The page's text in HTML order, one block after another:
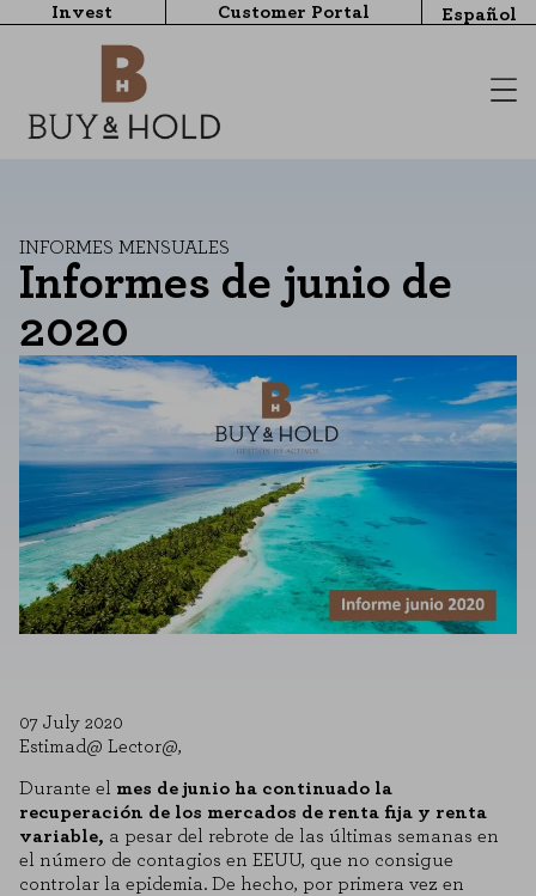
Invest Customer Portal Español
INFORMES MENSUALES
Informes de junio de
2020
07 July 2020
Estimad@ Lector@,
Durante el mes de junio ha continuado la
recuperación de los mercados de renta fija y renta
variable, a pesar del rebrote de las últimas semanas en
el número de contagios en EEUU, que no consigue
controlar la epidemia. De hecho, por primera vez en